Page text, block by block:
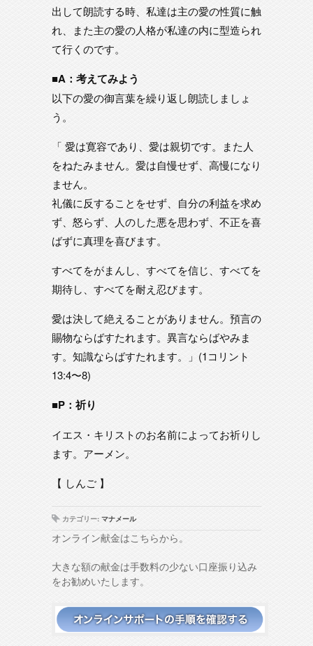
出して朗読する時、私達は主の愛の性質に触
れ、また主の愛の人格が私達の内に型造られ
て行くのです。
■A：考えてみよう
以下の愛の御言葉を繰り返し朗読しましょ
う。
「 愛は寛容であり、愛は親切です。また人
をねたみません。愛は自慢せず、高慢になり
ません。
礼儀に反することをせず、自分の利益を求め
ず、怒らず、人のした悪を思わず、不正を喜
ばずに真理を喜びます。
すべてをがまんし、すべてを信じ、すべてを
期待し、すべてを耐え忍びます。
愛は決して絶えることがありません。預言の
賜物ならばすたれます。異言ならばやみま
す。知識ならばすたれます。」(1コリント
13:4〜8)
■P：祈り
イエス・キリストのお名前によってお祈りし
ます。アーメン。
【 しんご 】
カテゴリー: マナメール
オンライン献金はこちらから。
大きな額の献金は手数料の少ない口座振り込み
をお勧めいたします。